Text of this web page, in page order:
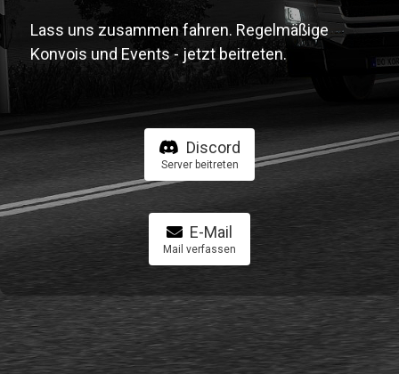
Lass uns zusammen fahren. Regelmäßige
Konvois und Events - jetzt beitreten.
Discord
Server beitreten
E-Mail
Mail verfassen